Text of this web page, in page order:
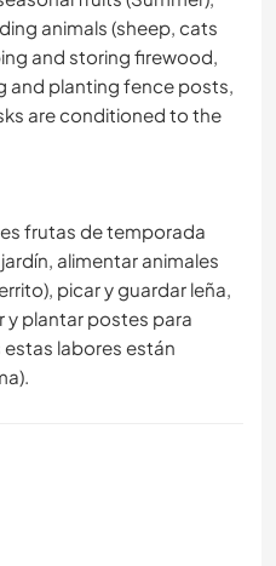
animals (sheep, cats
and storing firewood,
and planting fence posts,
are conditioned to the
frutas de temporada
alimentar animales
picar y guardar leña,
y plantar postes para
labores están